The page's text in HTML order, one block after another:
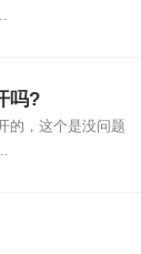
吗?
的，这个是没问题